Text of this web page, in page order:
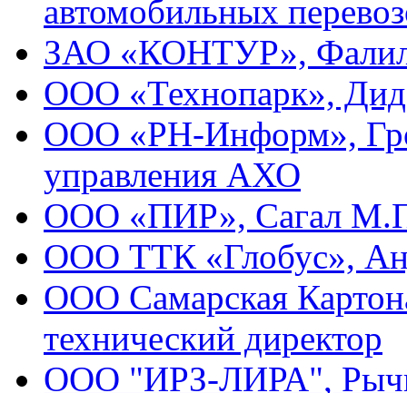
автомобильных
ЗАО «КОНТУР»,
ООО «Технопарк»,
ООО «РН-Информ»,
управления АХО
ООО «ПИР», Сагал
ООО ТТК «Глобус»,
ООО Самарская
технический директор
ООО "ИРЗ-ЛИРА",